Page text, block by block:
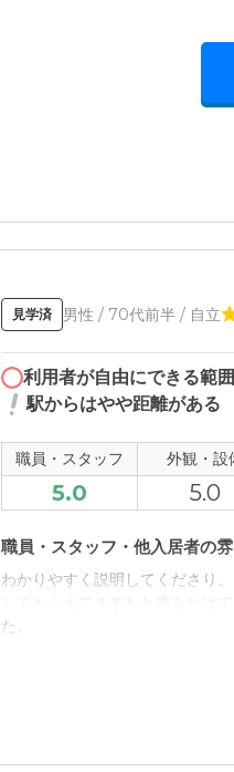
見学済 男性 / 70代前半 / 自立
利用者が自由にできる範
駅からはやや距離がある
職員・スタッフ 外観・設
5.0 5.0
職員・スタッフ・他入居者の
わかりやすく説明してくださり
た。
建物が多くない所にあり、のど